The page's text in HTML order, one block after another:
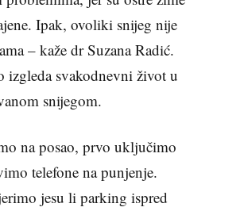
Ipak, ovoliki snijeg nije
– kaže dr Suzana Radić.
izgleda svakodnevni život u
snijegom.
na posao, prvo uključimo
telefone na punjenje.
jesu li parking ispred